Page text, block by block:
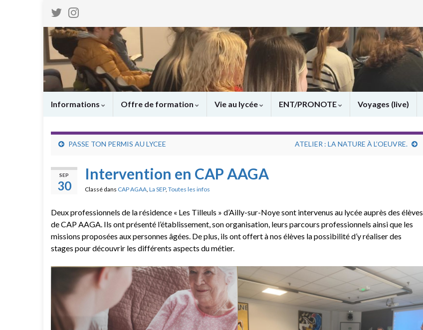
Informations Offre de formation Vie au lycée ENT/PRONOTE Voyages (live)
PASSE TON PERMIS AU LYCEE ATELIER : LA NATURE À L’OEUVRE.
SEP
30
Intervention en CAP AAGA
Classé dans CAP AGAA, La SEP, Toutes les infos
Deux professionnels de la résidence « Les Tilleuls » d’Ailly-sur-Noye sont intervenus au lycée auprès des élèves
de CAP AAGA. Ils ont présenté l’établissement, son organisation, leurs parcours professionnels ainsi que les
missions proposées aux personnes âgées. De plus, ils ont offert à nos élèves la possibilité d’y réaliser des
stages pour découvrir les différents aspects du métier.